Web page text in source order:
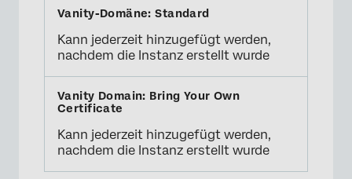
Kann jederzeit hinzugefügt werden,
nachdem die Instanz erstellt wurde
Kann jederzeit hinzugefügt werden,
nachdem die Instanz erstellt wurde